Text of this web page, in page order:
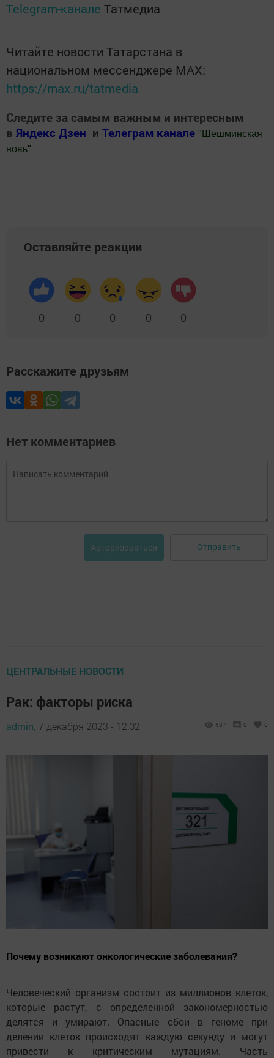
Telegram-канале Татмедиа
Читайте новости Татарстана в
национальном мессенджере MАХ:
https://max.ru/tatmedia
Следите за самым важным и интересным
в Яндекс Дзен и Телеграм канале " Шешминская
новь"
Оставляйте реакции
0 0 0 0 0
Расскажите друзьям
Нет комментариев
Авторизоваться Отправить
ЦЕНТРАЛЬНЫЕ НОВОСТИ
Рак: факторы риска
admin, 7 декабря 2023 - 12:02 587 0 0
Почему возникают онкологические заболевания?
Человеческий организм состоит из миллионов клеток,
которые растут, с определенной закономерностью
делятся и умирают. Опасные сбои в геноме при
делении клеток происходят каждую секунду и могут
привести к критическим мутациям. Часть